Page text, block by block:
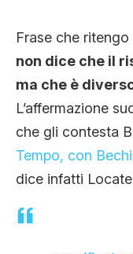
Frase che
non dice che il
ma che è
L’affermazione
che gli contesta
Tempo, con
dice infatti